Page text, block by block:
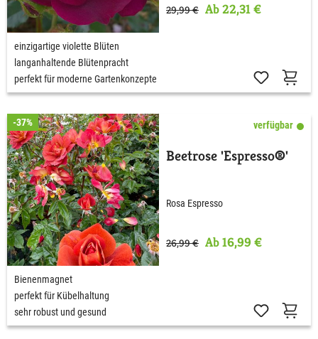
29,99 € Ab 22,31 €
einzigartige violette Blüten
langanhaltende Blütenpracht
perfekt für moderne Gartenkonzepte
-37% verfügbar
Beetrose 'Espresso®'
Rosa Espresso
26,99 € Ab 16,99 €
Bienenmagnet
perfekt für Kübelhaltung
sehr robust und gesund